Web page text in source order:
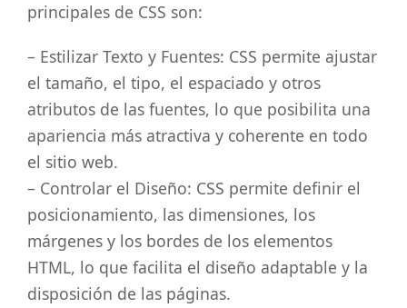
principales de CSS son:
– Estilizar Texto y Fuentes: CSS permite ajustar
el tamaño, el tipo, el espaciado y otros
atributos de las fuentes, lo que posibilita una
apariencia más atractiva y coherente en todo
el sitio web.
– Controlar el Diseño: CSS permite definir el
posicionamiento, las dimensiones, los
márgenes y los bordes de los elementos
HTML, lo que facilita el diseño adaptable y la
disposición de las páginas.